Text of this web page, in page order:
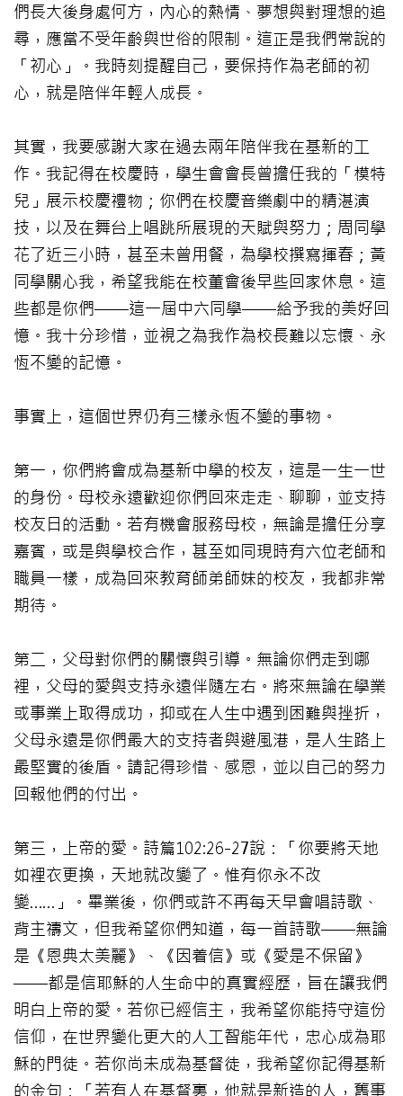
們長大後身處何方，內心的熱情、夢想與對理想的追
尋，應當不受年齡與世俗的限制。這正是我們常說的
「初心」。我時刻提醒自己，要保持作為老師的初
心，就是陪伴年輕人成長。
其實，我要感謝大家在過去兩年陪伴我在基新的工
作。我記得在校慶時，學生會會長曾擔任我的「模特
兒」展示校慶禮物；你們在校慶音樂劇中的精湛演
技，以及在舞台上唱跳所展現的天賦與努力；周同學
花了近三小時，甚至未曾用餐，為學校撰寫揮春；黃
同學關心我，希望我能在校董會後早些回家休息。這
些都是你們——這一屆中六同學——給予我的美好回
憶。我十分珍惜，並視之為我作為校長難以忘懷、永
恆不變的記憶。
事實上，這個世界仍有三樣永恆不變的事物。
第一，你們將會成為基新中學的校友，這是一生一世
的身份。母校永遠歡迎你們回來走走、聊聊，並支持
校友日的活動。若有機會服務母校，無論是擔任分享
嘉賓，或是與學校合作，甚至如同現時有六位老師和
職員一樣，成為回來教育師弟師妹的校友，我都非常
期待。
第二，父母對你們的關懷與引導。無論你們走到哪
裡，父母的愛與支持永遠伴隨左右。將來無論在學業
或事業上取得成功，抑或在人生中遇到困難與挫折，
父母永遠是你們最大的支持者與避風港，是人生路上
最堅實的後盾。請記得珍惜、感恩，並以自己的努力
回報他們的付出。
第三，上帝的愛。詩篇102:26-27說：「你要將天地
如裡衣更換，天地就改變了。惟有你永不改
變……」。畢業後，你們或許不再每天早會唱詩歌、
背主禱文，但我希望你們知道，每一首詩歌——無論
是《恩典太美麗》、《因着信》或《愛是不保留》
——都是信耶穌的人生命中的真實經歷，旨在讓我們
明白上帝的愛。若你已經信主，我希望你能持守這份
信仰，在世界變化更大的人工智能年代，忠心成為耶
穌的門徒。若你尚未成為基督徒，我希望你記得基新
的金句：「若有人在基督裏，他就是新造的人，舊事